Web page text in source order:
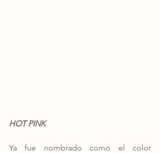
HOT PINK
Ya fue nombrado como el color